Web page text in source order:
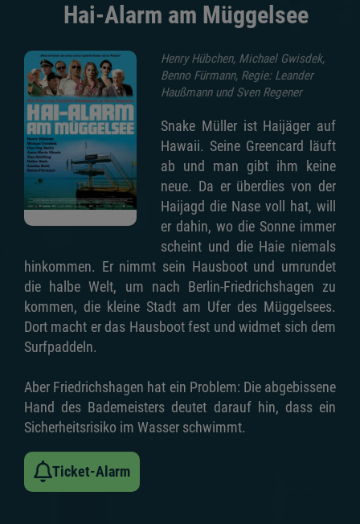
Hai-Alarm am Müggelsee
Henry Hübchen, Michael Gwisdek,
Benno Fürmann, Regie: Leander
Haußmann und Sven Regener
Snake Müller ist Haijäger auf
Hawaii. Seine Greencard läuft
ab und man gibt ihm keine
neue. Da er überdies von der
Haijagd die Nase voll hat, will
er dahin, wo die Sonne immer
scheint und die Haie niemals
hinkommen. Er nimmt sein Hausboot und umrundet
die halbe Welt, um nach Berlin-Friedrichshagen zu
kommen, die kleine Stadt am Ufer des Müggelsees.
Dort macht er das Hausboot fest und widmet sich dem
Surfpaddeln.
Aber Friedrichshagen hat ein Problem: Die abgebissene
Hand des Bademeisters deutet darauf hin, dass ein
Sicherheitsrisiko im Wasser schwimmt.
Ticket-Alarm